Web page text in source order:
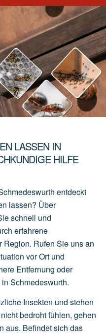
LASSEN IN
HILFE
entdeckt
lassen? Über
schnell und
erfahrene
Region. Rufen Sie uns an
vor Ort und
Entfernung oder
Schmedeswurth.
Insekten und stehen
bedroht fühlen, gehen
aus. Befindet sich das